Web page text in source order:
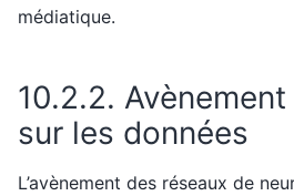
médiatique.
10.2.2. Avènement
sur les données
L’avènement des réseaux de